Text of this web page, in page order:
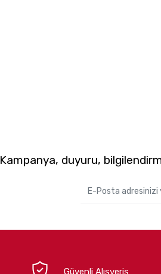
Kampanya, duyuru,
Güvenli Alışveriş